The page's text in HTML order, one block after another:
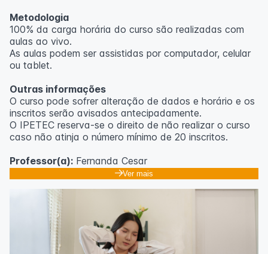
Metodologia
100% da carga horária do curso são realizadas com
aulas ao vivo.
As aulas podem ser assistidas por computador, celular
ou tablet.
Outras informações
O curso pode sofrer alteração de dados e horário e os
inscritos serão avisados ​​antecipadamente.
O IPETEC reserva-se o direito de não realizar o curso
caso não atinja o número mínimo de 20 inscritos.
Professor(a): Fernanda Cesar
Ver mais